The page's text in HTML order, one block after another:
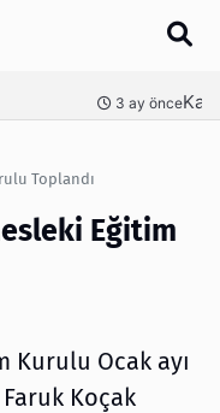
4 ay önce
Toplandı
Eğitim
Kurulu Ocak ayı
Koçak